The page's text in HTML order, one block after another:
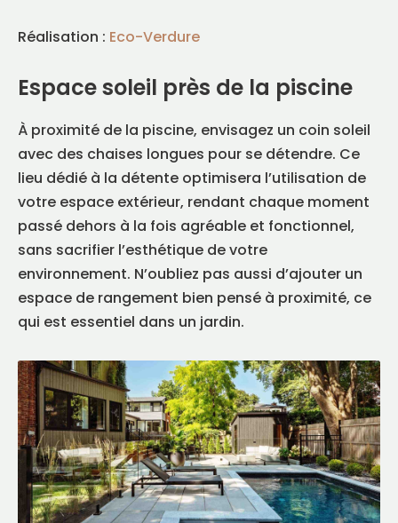
Réalisation : Eco-Verdure
Espace soleil près de la piscine
À proximité de la piscine, envisagez un coin soleil
avec des chaises longues pour se détendre. Ce
lieu dédié à la détente optimisera l’utilisation de
votre espace extérieur, rendant chaque moment
passé dehors à la fois agréable et fonctionnel,
sans sacrifier l’esthétique de votre
environnement. N’oubliez pas aussi d’ajouter un
espace de rangement bien pensé à proximité, ce
qui est essentiel dans un jardin.